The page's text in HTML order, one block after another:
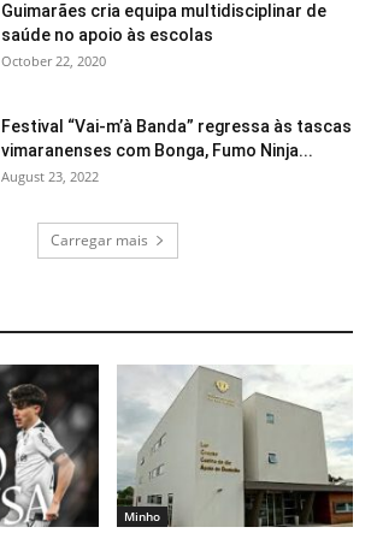
Guimarães cria equipa multidisciplinar de
saúde no apoio às escolas
October 22, 2020
Festival “Vai-m’à Banda” regressa às tascas
vimaranenses com Bonga, Fumo Ninja...
August 23, 2022
Carregar mais
Minho